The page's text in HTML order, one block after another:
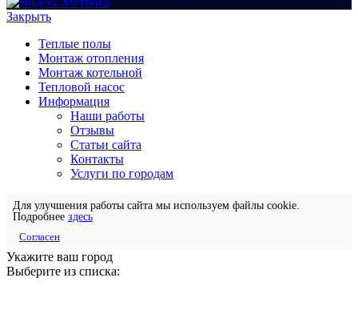
Закрыть
Теплые полы
Монтаж отопления
Монтаж котельной
Тепловой насос
Информация
Наши работы
Отзывы
Статьи сайта
Контакты
Услуги по городам
Для улучшения работы сайта мы используем файлы cookie.
Подробнее здесь
Согласен
Укажите ваш город
Выберите из списка: